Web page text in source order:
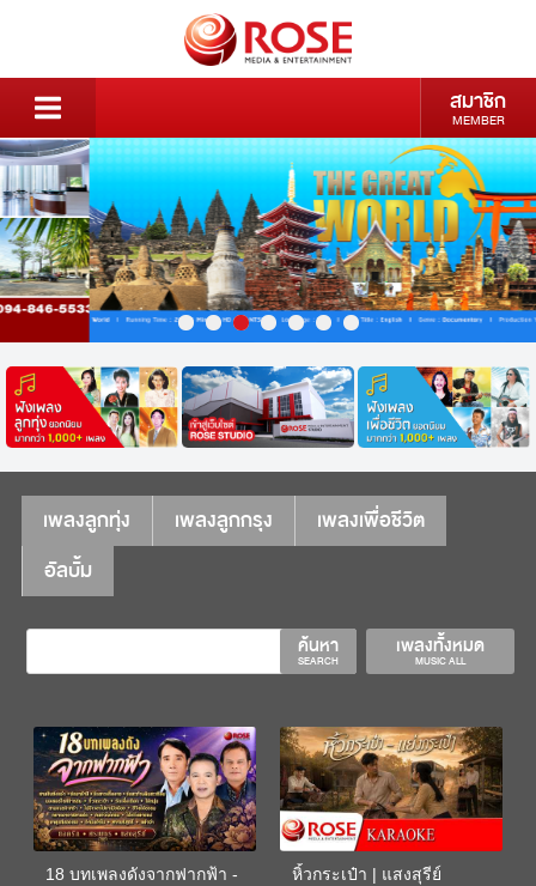
สมาชิก
MEMBER
เพลงลูกทุ่ง เพลงลูกกรุง
เพลงเพื่อชีวิต
อัลบั้ม
เพลงทั้งหมด
MUSIC ALL
ค้นหา
SEARCH
18 บทเพลงดังจากฟากฟ้า -
หิ้วกระเป๋า | แสงสุรีย์